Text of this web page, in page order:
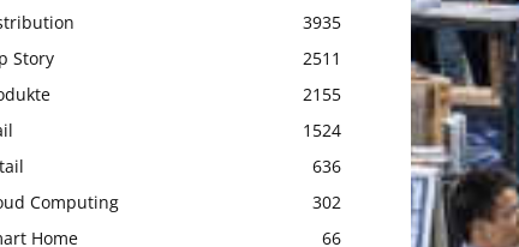
3935
Story
2511
2155
1524
636
Computing
302
Home
66